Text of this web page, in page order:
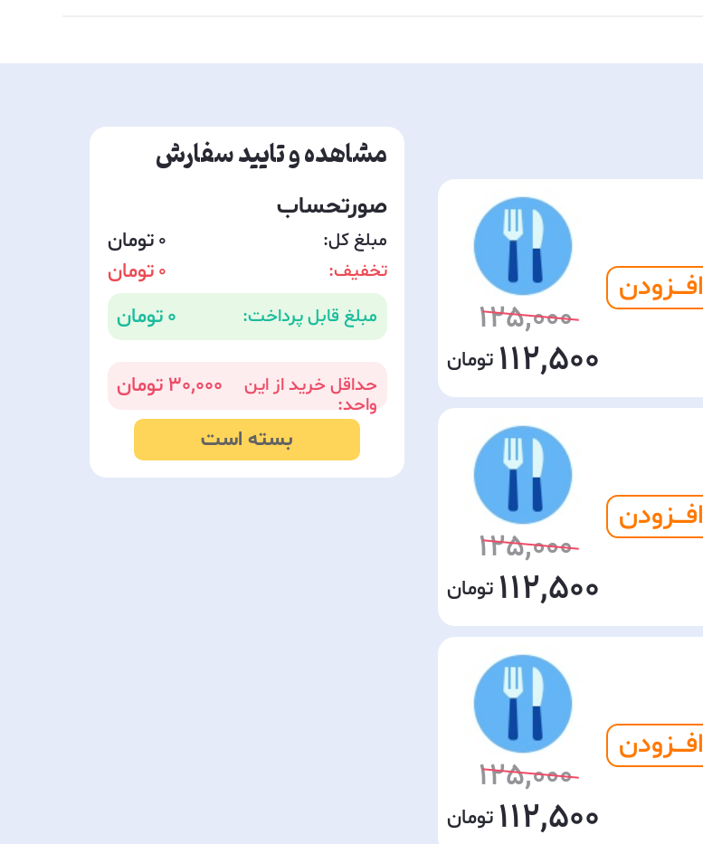
افـــزودن
125,000
112,500
افـــزودن
125,000
112,500
افـــزودن
125,000
112,500
مشاهده و تایید سفارش
صورتحساب
مبلغ کل:
0
تخفیف:
0
مبلغ قابل پرداخت:
0
حداقل خرید از این
واحد:
30,000
بسته است